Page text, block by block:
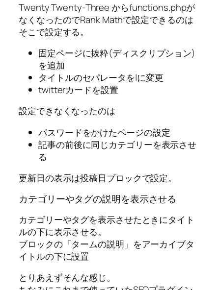
Twenty Twenty-Three からfunctions.phpが
なくなったのでRank Mathで設定できるのは
そこで設定する。
固定ページに抜粋(ディスクリプション)
を追加
タイトルのセパレータを|に変更
twitterカードを設置
設定できなくなったのは
パスワードをかけたページの設定
記事の前後に同じカテゴリーを表示させ
る
更新日の表示は投稿日ブロックで設定。
カテゴリーやタグの説明を表示させる
カテゴリーやタグを表示させたときにタイト
ルの下に表示させる。
ブロックの「タームの説明」をアーカイブタ
イトルの下に設置
とりあえずそんな感じ。